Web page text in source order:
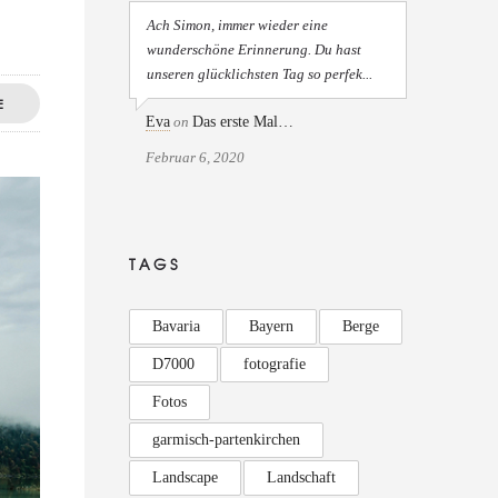
Ach Simon, immer wieder eine
wunderschöne Erinnerung. Du hast
unseren glücklichsten Tag so perfek...
Eva on Das erste Mal…
Februar 6, 2020
TAGS
Bavaria Bayern Berge
D7000 fotografie
Fotos
garmisch-partenkirchen
Landscape Landschaft